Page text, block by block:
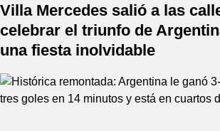
Villa Mercedes salió a las
celebrar el triunfo de
una fiesta inolvidable